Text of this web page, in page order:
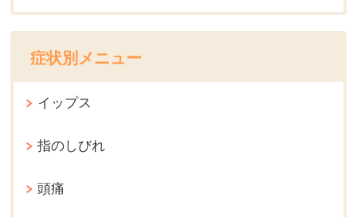
症状別メニュー
イップス
指のしびれ
頭痛